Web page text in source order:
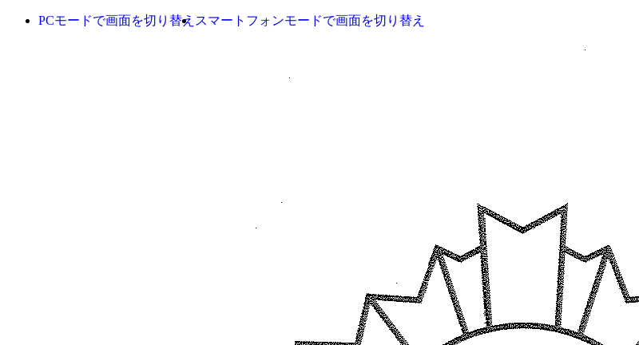
PCモードで画面を切り替え スマートフォンモードで画面を切り替え